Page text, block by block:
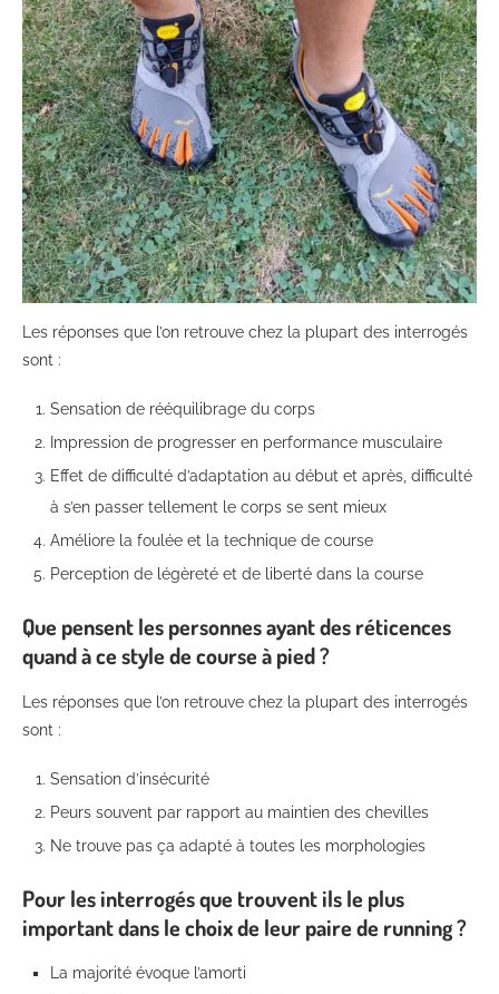
Les réponses que l’on retrouve chez la plupart des interrogés
sont :
Sensation de rééquilibrage du corps
Impression de progresser en performance musculaire
Effet de difficulté d’adaptation au début et après, difficulté
à s’en passer tellement le corps se sent mieux
Améliore la foulée et la technique de course
Perception de légèreté et de liberté dans la course
Que pensent les personnes ayant des réticences
quand à ce style de course à pied ?
Les réponses que l’on retrouve chez la plupart des interrogés
sont :
Sensation d’insécurité
Peurs souvent par rapport au maintien des chevilles
Ne trouve pas ça adapté à toutes les morphologies
Pour les interrogés que trouvent ils le plus
important dans le choix de leur paire de running ?
La majorité évoque l’amorti